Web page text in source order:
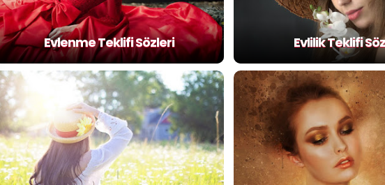
Evlenme Teklifi Sözleri Evlilik Teklifi